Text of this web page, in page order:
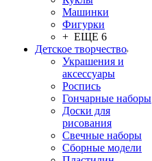
Машинки
Фигурки
+ ЕЩЕ 6
Детское творчество
Украшения и
аксессуары
Роспись
Гончарные наборы
Доски для
рисования
Свечные наборы
Сборные модели